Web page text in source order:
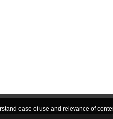
ease of use and relevance of